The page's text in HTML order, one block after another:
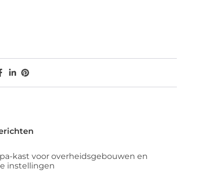
kast voor overheidsgebouwen en
instellingen